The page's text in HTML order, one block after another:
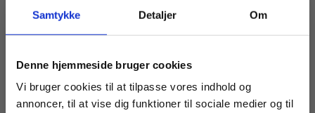
Samtykke Detaljer Om
Denne hjemmeside bruger cookies
Vi bruger cookies til at tilpasse vores indhold og
annoncer, til at vise dig funktioner til sociale medier og til
niveau B
teknisk, niveau D-C
Køb læremidler og find masterclasses mm.
Fortsæt som: